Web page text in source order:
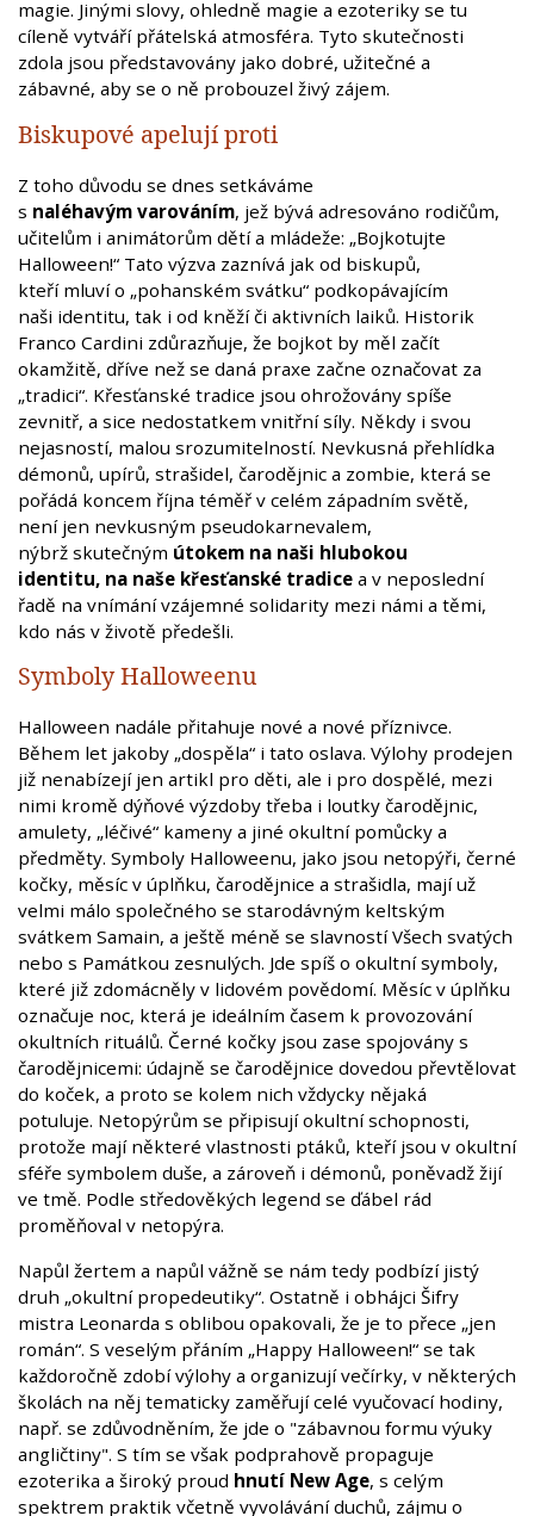
magie. Jinými slovy, ohledně magie a ezoteriky se tu
cíleně vytváří přátelská atmosféra. Tyto skutečnosti
zdola jsou představovány jako dobré, užitečné a
zábavné, aby se o ně probouzel živý zájem.
Biskupové apelují proti
Z toho důvodu se dnes setkáváme
s naléhavým varováním, jež bývá adresováno rodičům,
učitelům i animátorům dětí a mládeže: „Bojkotujte
Halloween!“ Tato výzva zaznívá jak od biskupů,
kteří mluví o „pohanském svátku“ podkopávajícím
naši identitu, tak i od kněží či aktivních laiků. Historik
Franco Cardini zdůrazňuje, že bojkot by měl začít
okamžitě, dříve než se daná praxe začne označovat za
„tradici“. Křesťanské tradice jsou ohrožovány spíše
zevnitř, a sice nedostatkem vnitřní síly. Někdy i svou
nejasností, malou srozumitelností. Nevkusná přehlídka
démonů, upírů, strašidel, čarodějnic a zombie, která se
pořádá koncem října téměř v celém západním světě,
není jen nevkusným pseudokarnevalem,
nýbrž skutečným útokem na naši hlubokou
identitu, na naše křesťanské tradice a v neposlední
řadě na vnímání vzájemné solidarity mezi námi a těmi,
kdo nás v životě předešli.
Symboly Halloweenu
Halloween nadále přitahuje nové a nové příznivce.
Během let jakoby „dospěla“ i tato oslava. Výlohy prodejen
již nenabízejí jen artikl pro děti, ale i pro dospělé, mezi
nimi kromě dýňové výzdoby třeba i loutky čarodějnic,
amulety, „léčivé“ kameny a jiné okultní pomůcky a
předměty. Symboly Halloweenu, jako jsou netopýři, černé
kočky, měsíc v úplňku, čarodějnice a strašidla, mají už
velmi málo společného se starodávným keltským
svátkem Samain, a ještě méně se slavností Všech svatých
nebo s Památkou zesnulých. Jde spíš o okultní symboly,
které již zdomácněly v lidovém povědomí. Měsíc v úplňku
označuje noc, která je ideálním časem k provozování
okultních rituálů. Černé kočky jsou zase spojovány s
čarodějnicemi: údajně se čarodějnice dovedou převtělovat
do koček, a proto se kolem nich vždycky nějaká
potuluje. Netopýrům se připisují okultní schopnosti,
protože mají některé vlastnosti ptáků, kteří jsou v okultní
sféře symbolem duše, a zároveň i démonů, poněvadž žijí
ve tmě. Podle středověkých legend se ďábel rád
proměňoval v netopýra.
Napůl žertem a napůl vážně se nám tedy podbízí jistý
druh „okultní propedeutiky“. Ostatně i obhájci Šifry
mistra Leonarda s oblibou opakovali, že je to přece „jen
román“. S veselým přáním „Happy Halloween!“ se tak
každoročně zdobí výlohy a organizují večírky, v některých
školách na něj tematicky zaměřují celé vyučovací hodiny,
např. se zdůvodněním, že jde o "zábavnou formu výuky
angličtiny". S tím se však podprahově propaguje
ezoterika a široký proud hnutí New Age, s celým
spektrem praktik včetně vyvolávání duchů, zájmu o